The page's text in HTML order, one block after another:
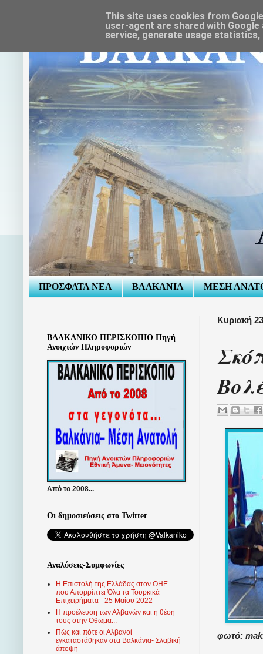
ΠΡΟΣΦΑΤΑ ΝΕΑ ΒΑΛΚΑΝΙΑ ΜΕΣΗ
Κυριακή
φωτό:
ΒΑΛΚΑΝΙΚΟ ΠΕΡΙΣΚΟΠΙΟ Πηγή
Ανοιχτών Πληροφοριών
Από το 2008...
Οι δημοσιεύσεις στο Twitter
Αναλύσεις-Συμφωνίες
Η Επιστολή της Ελλάδας στον ΟΗΕ
που Απορρίπτει Όλα τα Τουρκικά
Επιχειρήματα - 25 Μαΐου 2022
Η προέλευση των Αλβανών και η θέση
τους στην Οθωμα...
Πώς και πότε οι Αλβανοί
εγκαταστάθηκαν στα Βαλκάνια- Σλαβική
άποψη
This site uses cookies from
user-agent are shared with
service, generate usage statistics,